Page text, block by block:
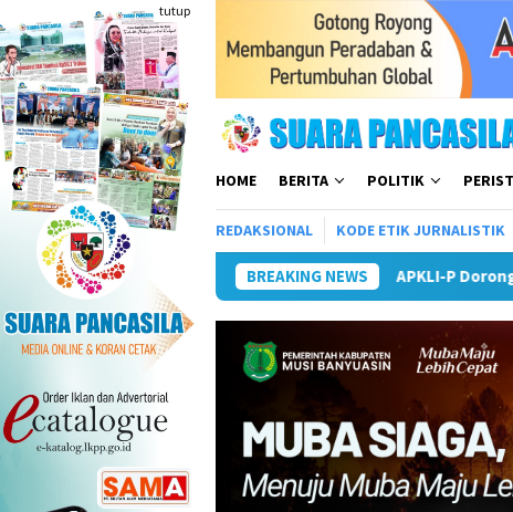
ke
konten
tutup
HOME BERITA POLITIK
REDAKSIONAL KODE ETIK JURNALISTIK
BREAKING NEWS
APKLI-P Dorong Badan